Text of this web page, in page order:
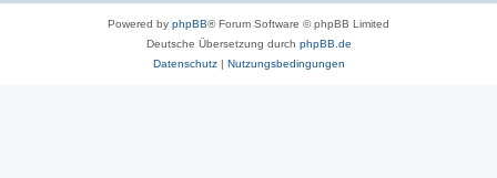
Powered by phpBB® Forum Software © phpBB Limited
Deutsche Übersetzung durch phpBB.de
Datenschutz| Nutzungsbedingungen